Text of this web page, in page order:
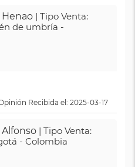
Henao | Tipo Venta:
de umbría -
Recibida el: 2025-03-17
| Tipo Venta:
- Colombia